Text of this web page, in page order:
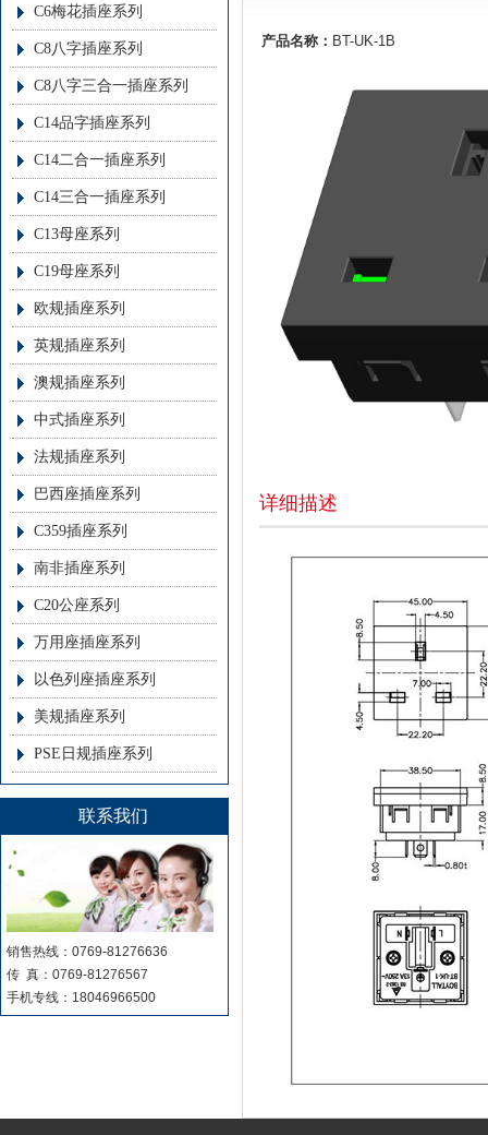
C6梅花插座系列
C8八字插座系列
C8八字三合一插座系列
C14品字插座系列
C14二合一插座系列
C14三合一插座系列
C13母座系列
C19母座系列
欧规插座系列
英规插座系列
澳规插座系列
中式插座系列
法规插座系列
巴西座插座系列
C359插座系列
南非插座系列
C20公座系列
万用座插座系列
以色列座插座系列
美规插座系列
PSE日规插座系列
联系我们
销售热线：0769-81276636
传 真：0769-81276567
手机专线：18046966500
产品名称： BT-UK-1B
详细描述